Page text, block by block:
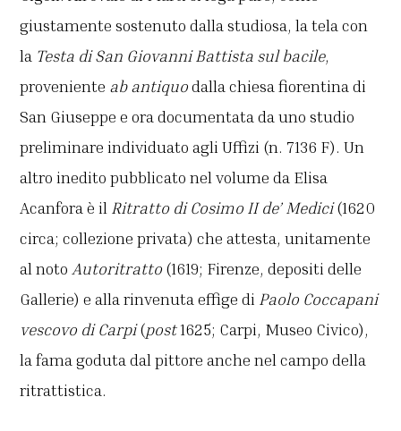
giustamente sostenuto dalla studiosa, la tela con
la Testa di San Giovanni Battista sul bacile,
proveniente ab antiquodalla chiesa fiorentina di
San Giuseppe e ora documentata da uno studio
preliminare individuato agli Uffizi (n. 7136 F). Un
altro inedito pubblicato nel volume da Elisa
Acanfora è il Ritratto di Cosimo II de’ Medici(1620
circa; collezione privata) che attesta, unitamente
al noto Autoritratto (1619; Firenze, depositi delle
Gallerie) e alla rinvenuta effige di Paolo Coccapani
vescovo di Carpi(post1625; Carpi, Museo Civico),
la fama goduta dal pittore anche nel campo della
ritrattistica.